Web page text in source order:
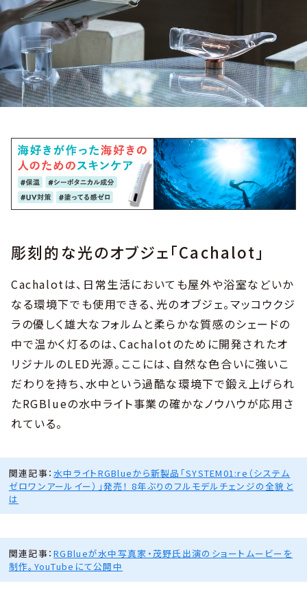
彫刻的な光のオブジェ「Cachalot」
Cachalotは、日常生活においても屋外や浴室などいか
なる環境下でも使用できる、光のオブジェ。マッコウクジ
ラの優しく雄大なフォルムと柔らかな質感のシェードの
中で温かく灯るのは、Cachalotのために開発されたオ
リジナルのLED光源。ここには、自然な色合いに強いこ
だわりを持ち、水中という過酷な環境下で鍛え上げられ
たRGBlueの水中ライト事業の確かなノウハウが応用さ
れている。
関連記事：水中ライトRGBlueから新製品「SYSTEM01:re（システム
ゼロワンアールイー）」発売！ 8年ぶりのフルモデルチェンジの全貌と
は
関連記事：RGBlueが水中写真家・茂野氏出演のショートムービーを
制作。YouTubeにて公開中